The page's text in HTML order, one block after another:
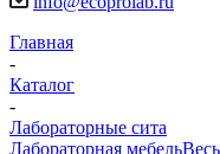
Главная
-
Каталог
-
Лабораторные сита
Лабораторная мебель